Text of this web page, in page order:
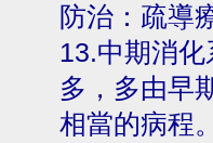
防治：疏導
13.中期消
多，多由早
相當的病程